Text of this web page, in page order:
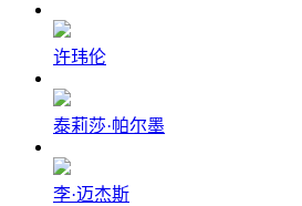
许玮伦
泰莉莎·帕尔墨
李·迈杰斯